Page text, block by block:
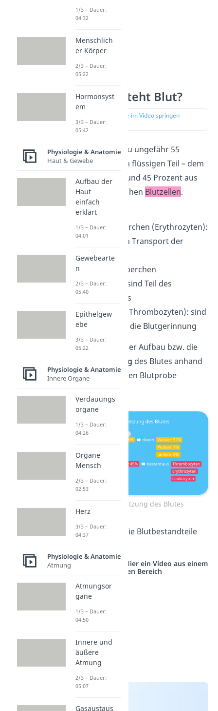
Woraus besteht Blut?
zur Stelle im Video springen
(00:57)
Das Blut besteht zu ungefähr 55
Prozent aus einem flüssigen Teil – dem
Plasma– und zu rund 45 Prozent aus
den unterschiedlichen Blutzellen.
Hierzu gehören:
rote Blutkörperchen (Erythrozyten):
sorgen für den Transport der
Atemgase
weiße
Blutkörperchen
(Leukozyten): sind Teil des
Immunsystems
Blutplättchen
(Thrombozyten): sind
bedeutend für die Blutgerinnung
Im Folgenden ist der Aufbau bzw. die
Zusammensetzung des Blutes anhand
einer zentrifugierten Blutprobe
Zusammensetzung des Blutes
Schauen wir uns die Blutbestandteile
Studyflix vernetzt: Hier ein Video aus einem
anderen Bereich
1/3 – Dauer:
04:32
Menschlich
er Körper
2/3 – Dauer:
05:22
Hormonsyst
em
3/3 – Dauer:
05:42
Physiologie & Anatomie
Haut & Gewebe
Aufbau der
Haut
einfach
erklärt
1/3 – Dauer:
04:01
Gewebearte
n
2/3 – Dauer:
05:40
Epithelgew
ebe
3/3 – Dauer:
05:22
Physiologie & Anatomie
Innere Organe
Verdauungs
organe
1/3 – Dauer:
04:26
Organe
Mensch
2/3 – Dauer:
02:53
Herz
3/3 – Dauer:
04:37
Physiologie & Anatomie
Atmung
Atmungsor
gane
1/3 – Dauer:
04:50
Innere und
äußere
Atmung
2/3 – Dauer:
05:07
Gasaustaus